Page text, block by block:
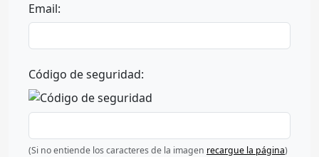
Email:
Código de seguridad:
(Si no entiende los caracteres de la imagen recargue la página)